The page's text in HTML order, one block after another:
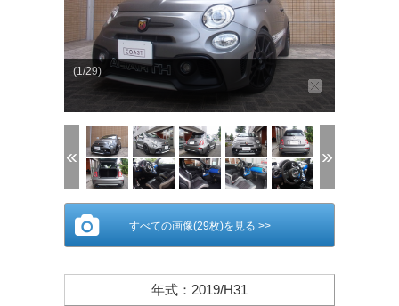
(1/29)
すべての画像(29枚)を見る >>
年式 ： 2019/H31